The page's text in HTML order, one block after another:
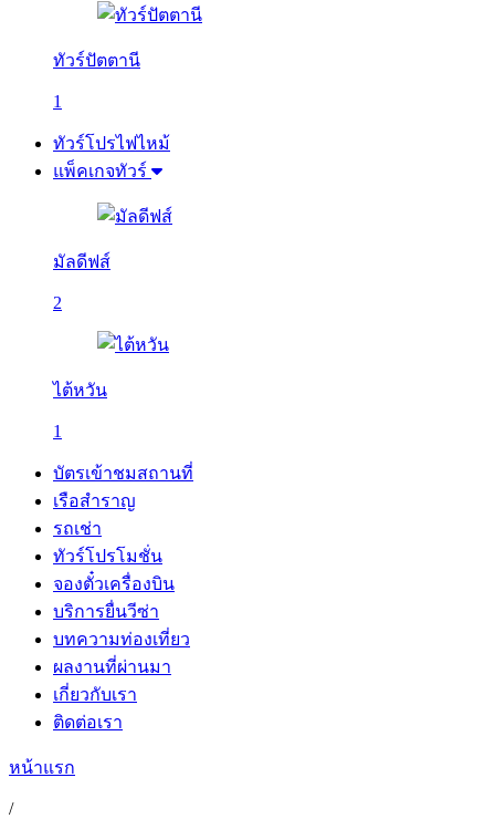
ทัวร์ปัตตานี
1
ทัวร์โปรไฟไหม้
แพ็คเกจทัวร์
มัลดีฟส์
2
ไต้หวัน
1
บัตรเข้าชมสถานที่
เรือสำราญ
รถเช่า
ทัวร์โปรโมชั่น
จองตั๋วเครื่องบิน
บริการยื่นวีซ่า
บทความท่องเที่ยว
ผลงานที่ผ่านมา
เกี่ยวกับเรา
ติดต่อเรา
หน้าแรก
/